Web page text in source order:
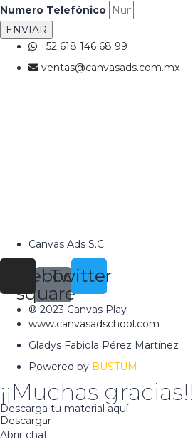
Numero Telefónico
ENVIAR
+52 618 146 68 99
ventas@canvasads.com.mx
Canvas Ads S.C
Facebook-
square
Twitter
® 2023 Canvas Play
www.canvasadschool.com
Gladys Fabiola Pérez Martínez
Powered by BUSTUM
¡¡Muchas gracias!!
Descarga tu material aquí
Descargar
Abrir chat